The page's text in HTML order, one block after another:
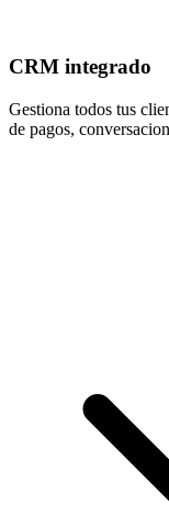
CRM integrado
Gestiona todos tus
de pagos,